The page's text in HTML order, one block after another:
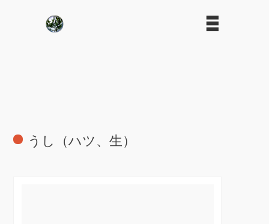
うし（ハツ、生）